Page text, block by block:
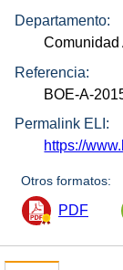
Departamento:
Comunidad
Referencia:
BOE-A-
Permalink ELI:
https://
Otros formatos:
PDF